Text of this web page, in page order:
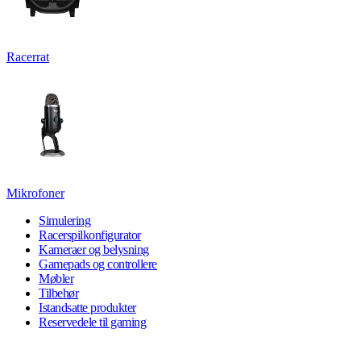
Racerrat
Mikrofoner
Simulering
Racerspilkonfigurator
Kameraer og belysning
Gamepads og controllere
Møbler
Tilbehør
Istandsatte produkter
Reservedele til gaming